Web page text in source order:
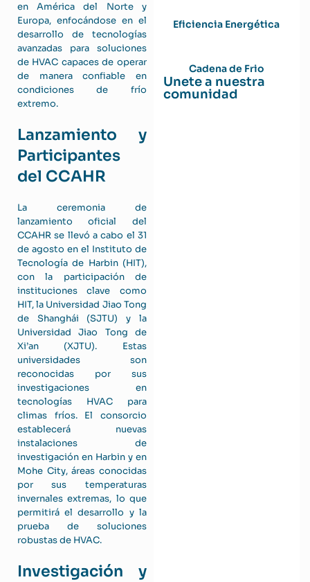
en América del Norte y
Europa, enfocándose en el
desarrollo de tecnologías
avanzadas para soluciones
de HVAC capaces de operar
de manera confiable en
condiciones de frío
extremo.
Lanzamiento y
Participantes
del CCAHR
La ceremonia de
lanzamiento oficial del
CCAHR se llevó a cabo el 31
de agosto en el Instituto de
Tecnología de Harbin (HIT),
con la participación de
instituciones clave como
HIT, la Universidad Jiao Tong
de Shanghái (SJTU) y la
Universidad Jiao Tong de
Xi’an (XJTU). Estas
universidades son
reconocidas por sus
investigaciones en
tecnologías HVAC para
climas fríos. El consorcio
establecerá nuevas
instalaciones de
investigación en Harbin y en
Mohe City, áreas conocidas
por sus temperaturas
invernales extremas, lo que
permitirá el desarrollo y la
prueba de soluciones
robustas de HVAC.
Investigación y
Eficiencia Energética
Cadena de Frio
Unete a nuestra
comunidad